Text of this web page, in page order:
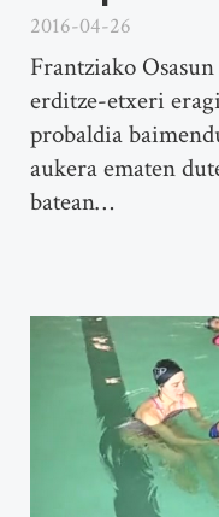
2016-04-26
Frantziako
erditze-etxeri
probaldia
aukera ematen
batean…